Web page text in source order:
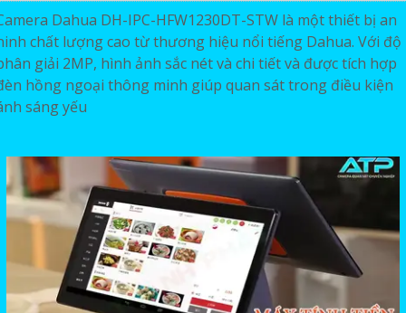
Dahua DH-IPC-HFW1230DT-STW là một thiết bị an
chất lượng cao từ thương hiệu nổi tiếng Dahua. Với độ
giải 2MP, hình ảnh sắc nét và chi tiết và được tích hợp
hồng ngoại thông minh giúp quan sát trong điều kiện
sáng yếu